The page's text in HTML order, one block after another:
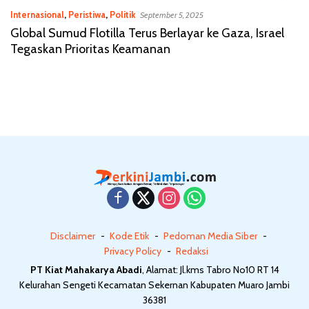
Internasional, Peristiwa, Politik September 5, 2025
Global Sumud Flotilla Terus Berlayar ke Gaza, Israel
Tegaskan Prioritas Keamanan
Disclaimer Kode Etik
Pedoman Media Siber
Privacy Policy
Redaksi
PT Kiat Mahakarya Abadi, Alamat: Jl.kms Tabro No10 RT 14
Kelurahan Sengeti Kecamatan Sekernan Kabupaten Muaro Jambi
36381